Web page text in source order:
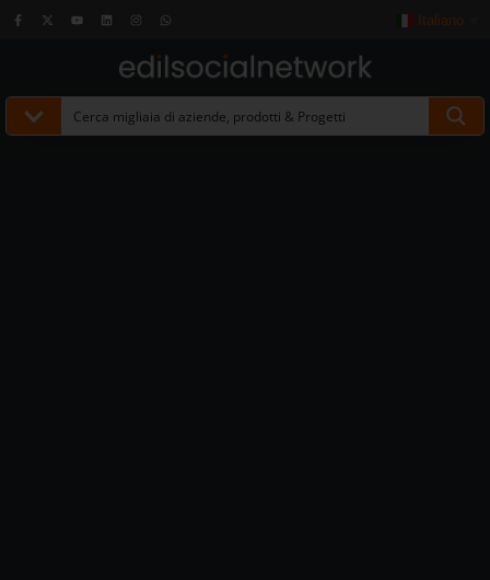
Italiano